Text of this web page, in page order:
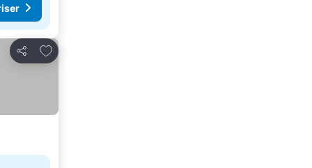
Del
Legg til i favoritter